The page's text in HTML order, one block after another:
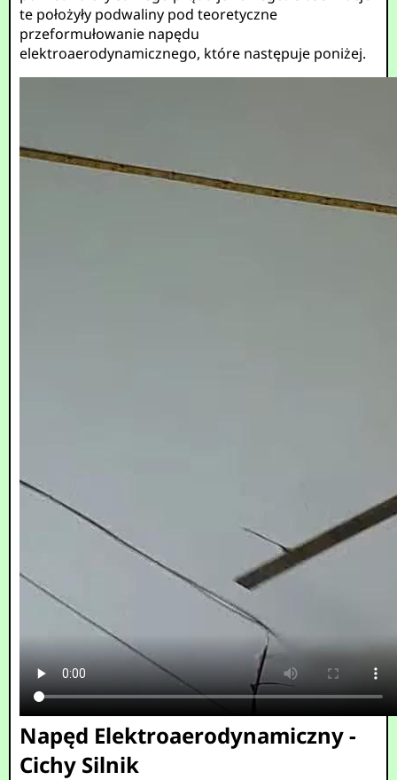
te położyły podwaliny pod teoretyczne
przeformułowanie napędu
elektroaerodynamicznego, które następuje poniżej.
Napęd Elektroaerodynamiczny -
Cichy Silnik